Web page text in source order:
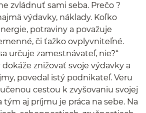
zvládnuť sami seba. Prečo ?
výdavky, náklady. Koľko
potraviny a považuje
či ťažko ovplyvniteľné.
určuje zamestnávateľ, nie?“
znižovať svoje výdavky a
povedal istý podnikateľ. Veru
cestou k zvyšovaniu svojej
aj príjmu je práca na sebe. Na